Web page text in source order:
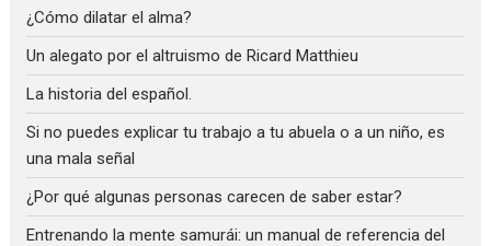
¿Cómo dilatar el alma?
Un alegato por el altruismo de Ricard Matthieu
La historia del español.
Si no puedes explicar tu trabajo a tu abuela o a un niño, es
una mala señal
¿Por qué algunas personas carecen de saber estar?
Entrenando la mente samurái: un manual de referencia del